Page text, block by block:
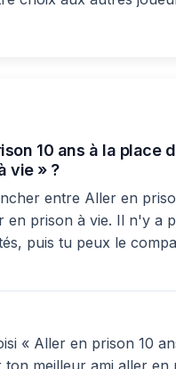
10 ans à la place
vie » ?
entre Aller en
en prison à vie. Il n'y a
puis tu peux le
« Aller en prison 10
meilleur ami aller en